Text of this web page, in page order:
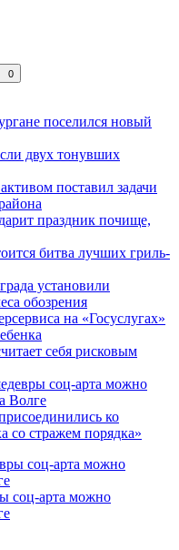
0
поселился новый
двух тонувших
поставил задачи
праздник почище,
битва лучших гриль-
установили
обозрения
на «Госуслугах»
себя рисковым
соц-арта можно
Волге
ко
со стражем порядка»
соц-арта можно